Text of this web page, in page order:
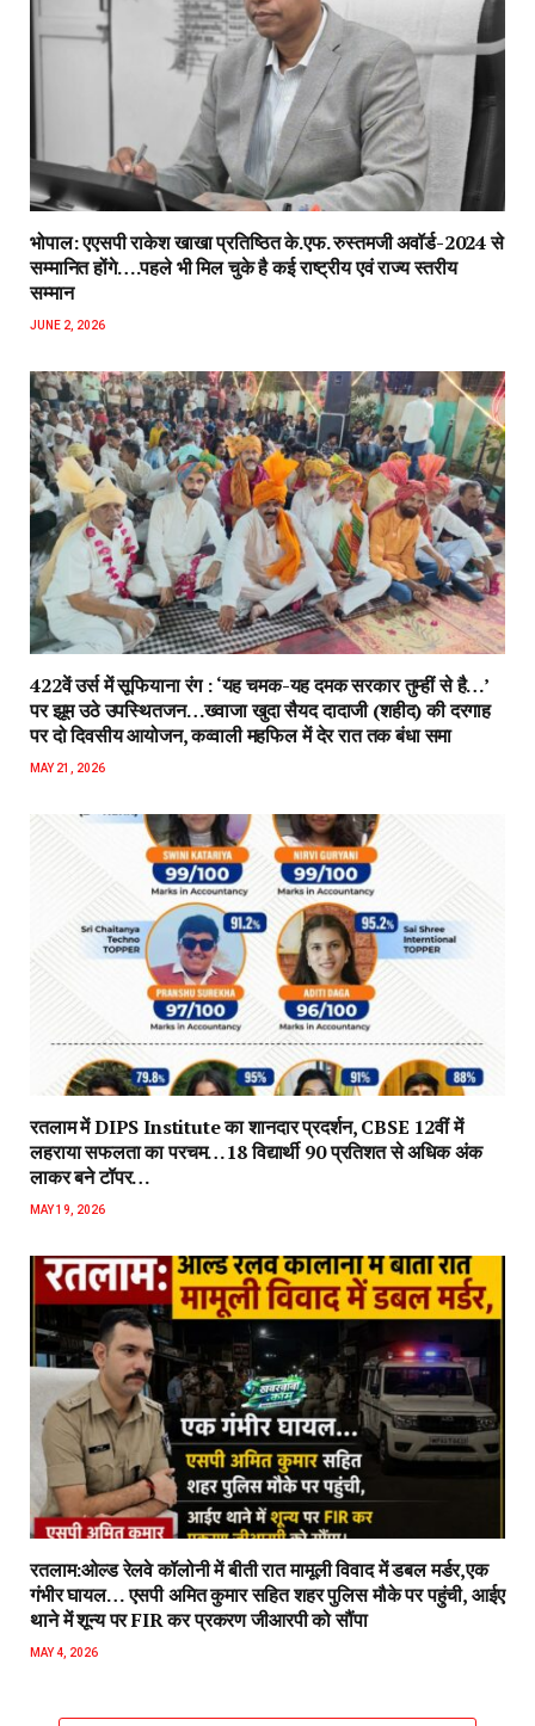
भोपाल: एएसपी राकेश‌ खाखा प्रतिष्ठित के.एफ. रुस्तमजी अवॉर्ड-2024 से
सम्मानित होंगे….पहले भी मिल चुके है कई राष्ट्रीय एवं राज्य स्तरीय
सम्मान
JUNE 2, 2026
422वें उर्स में सूफियाना रंग : ‘यह चमक-यह दमक सरकार तुम्हीं से है…’
पर झूम उठे उपस्थितजन…ख्वाजा खुदा सैयद दादाजी (शहीद) की दरगाह
पर दो दिवसीय आयोजन, कव्वाली महफिल में देर रात तक बंधा समा
MAY 21, 2026
रतलाम में DIPS Institute का शानदार प्रदर्शन, CBSE 12वीं में
लहराया सफलता का परचम…18 विद्यार्थी 90 प्रतिशत से अधिक अंक
लाकर बने टॉपर…
MAY 19, 2026
रतलाम:ओल्ड रेलवे कॉलोनी में बीती रात मामूली विवाद में डबल मर्डर,एक
गंभीर घायल… एसपी अमित कुमार सहित शहर पुलिस मौके पर पहुंची, आईए
थाने में शून्य पर FIR कर प्रकरण जीआरपी को सौंपा
MAY 4, 2026